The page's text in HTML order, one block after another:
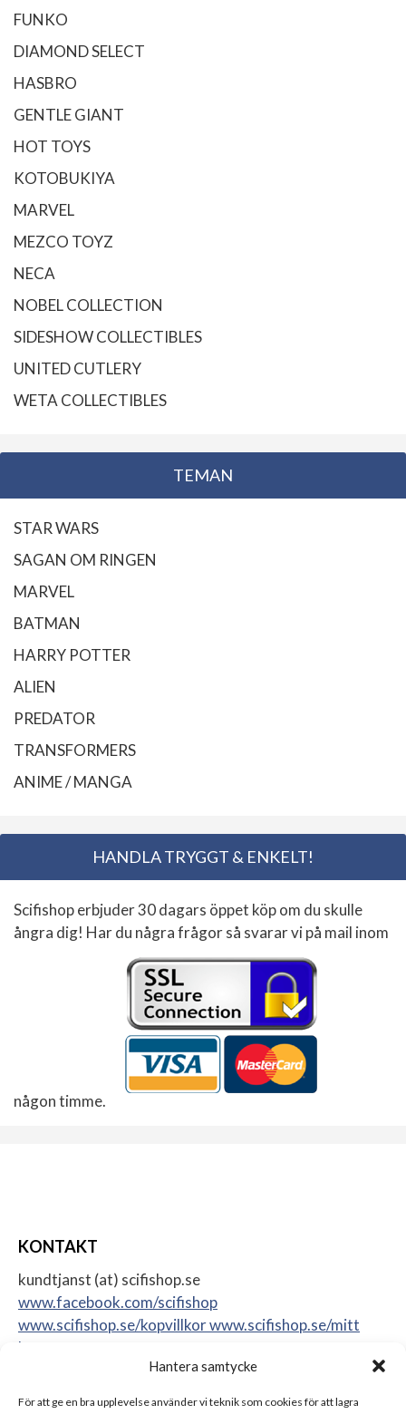
Hantera samtycke
För att ge en bra upplevelse använder vi teknik som cookies för att lagra
FUNKO
DIAMOND SELECT
HASBRO
GENTLE GIANT
HOT TOYS
KOTOBUKIYA
MARVEL
MEZCO TOYZ
NECA
NOBEL COLLECTION
SIDESHOW COLLECTIBLES
UNITED CUTLERY
WETA COLLECTIBLES
TEMAN
STAR WARS
SAGAN OM RINGEN
MARVEL
BATMAN
HARRY POTTER
ALIEN
PREDATOR
TRANSFORMERS
ANIME / MANGA
HANDLA TRYGGT & ENKELT!
Scifishop erbjuder 30 dagars öppet köp om du skulle
ångra dig! Har du några frågor så svarar vi på mail inom
någon timme.
KONTAKT
kundtjanst (at) scifishop.se
www.facebook.com/scifishop
www.scifishop.se/kopvillkorwww.scifishop.se/mitt
konto
17562 Järfälla